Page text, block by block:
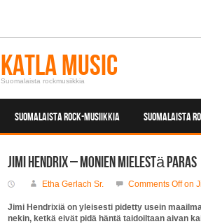
Katla Music
Suomalaista rockmusiikkia
SUOMALAISTA ROCK-MUSIIKKIA SUOMALAISTA
Jimi Hendrix – monien mielestä paras
Etha Gerlach Sr. Comments Offon
Jimi Hendrixiä on yleisesti pidetty usein
nekin, ketkä eivät pidä häntä taidoiltaan aivan